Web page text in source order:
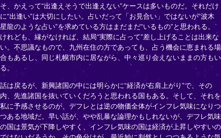
そ、かえって“出逢えそうで出逢えない”ケースは多いものだ。それだけ
に“出逢い”は大切にしたい。占いだって「お見合い」ではないが“波木
星龍のような占い”を求めている方はまだまだ“いるもの”と思われる。
けれども、縁がなければ、結局“実際に占って”差し上げることは出来な
い。不思議なもので、九州在住の方であっても、占う機会に恵まれる場
合もあるし、同じ札幌市内に居ながら、中々巡り会えないままの方もい
る。
話は戻るが、新興諸国の中には明らかに“経済が右肩上がり”で、その
内、先進諸国を抜いていくだろうと思われる国もある。そして、それを
私に予感させるのが、デフレとは逆の物価全体がインフレ気味になりつ
つある地域だ。早い話が、やや乱暴な論理かもしれないが、デフレ気味
の国は景気が下降しやすく、インフレ気味の国は経済が上昇しやすいの